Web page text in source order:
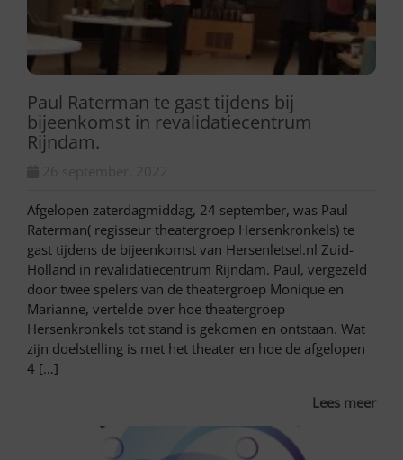
Paul Raterman te gast tijdens bij
bijeenkomst in revalidatiecentrum
Rijndam.
Afgelopen zaterdagmiddag, 24 september, was Paul
Raterman( regisseur theatergroep Hersenkronkels) te
gast tijdens de bijeenkomst van Hersenletsel.nl Zuid-
Holland in revalidatiecentrum Rijndam. Paul, vergezeld
door twee spelers van de theatergroep Monique en
Marianne, vertelde over hoe theatergroep
Hersenkronkels tot stand is gekomen en ontstaan. Wat
zijn doelstelling is met het theater en hoe de afgelopen
4 […]
Lees meer